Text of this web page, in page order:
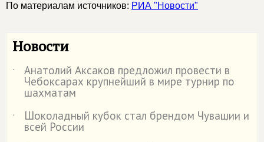
По материалам источников: РИА "Новости"
Новости
˙ Анатолий Аксаков предложил провести в
Чебоксарах крупнейший в мире турнир по
шахматам
˙
Шоколадный кубок стал брендом Чувашии и
всей России